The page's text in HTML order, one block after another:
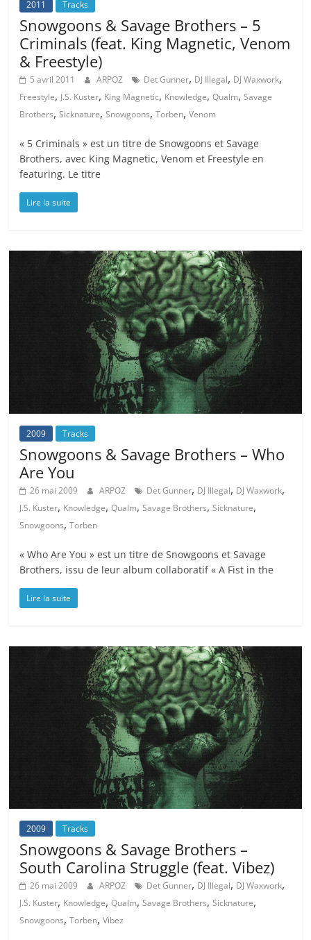
2011 Tracks
Snowgoons & Savage Brothers – 5
Criminals (feat. King Magnetic, Venom
& Freestyle)
5 avril 2011 ARPOZ Det Gunner, DJ Illegal, DJ Waxwork,
Freestyle, J.S. Kuster, King Magnetic, Knowledge,Qualm,Savage
Brothers,Sicknature,Snowgoons,Torben,Venom
« 5 Criminals » est un titre de Snowgoons et Savage
Brothers, avec King Magnetic, Venom et Freestyle en
featuring. Le titre
Lire la suite
2009 Tracks
Snowgoons & Savage Brothers – Who
Are You
26 mai 2009 ARPOZ Det Gunner, DJ Illegal, DJ Waxwork,
J.S. Kuster, Knowledge,Qualm,Savage Brothers,Sicknature,
Snowgoons,Torben
« Who Are You » est un titre de Snowgoons et Savage
Brothers, issu de leur album collaboratif « A Fist in the
Lire la suite
2009 Tracks
Snowgoons & Savage Brothers –
South Carolina Struggle (feat. Vibez)
26 mai 2009 ARPOZ Det Gunner, DJ Illegal, DJ Waxwork,
J.S. Kuster, Knowledge,Qualm,Savage Brothers,Sicknature,
Snowgoons,Torben,Vibez